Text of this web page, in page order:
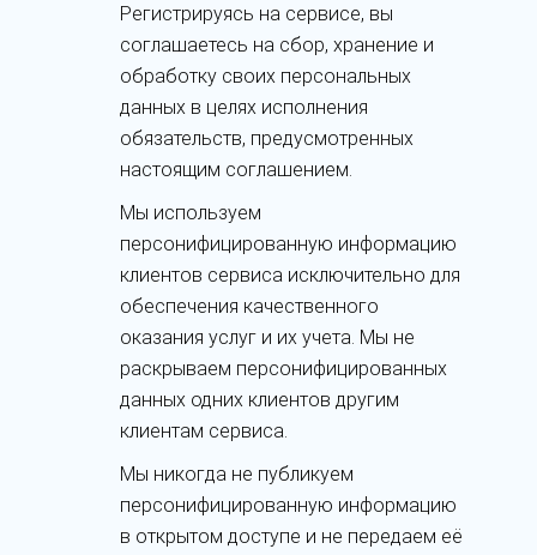
Регистрируясь на сервисе, вы
соглашаетесь на сбор, хранение и
обработку своих персональных
данных в целях исполнения
обязательств, предусмотренных
настоящим соглашением.
Мы используем
персонифицированную информацию
клиентов сервиса исключительно для
обеспечения качественного
оказания услуг и их учета. Мы не
раскрываем персонифицированных
данных одних клиентов другим
клиентам сервиса.
Мы никогда не публикуем
персонифицированную информацию
в открытом доступе и не передаем её